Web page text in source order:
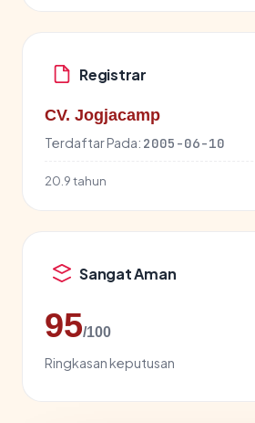
Registrar
CV. Jogjacamp
Terdaftar Pada: 2005-06-10
20.9 tahun
Sangat Aman
95/100
Ringkasan keputusan